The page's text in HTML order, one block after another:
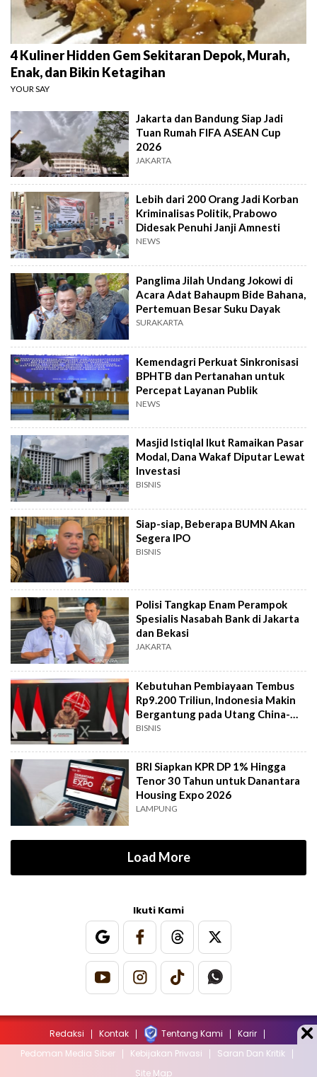
4 Kuliner Hidden Gem Sekitaran Depok, Murah,
Enak, dan Bikin Ketagihan
YOUR SAY
Jakarta dan Bandung Siap Jadi
Tuan Rumah FIFA ASEAN Cup
2026
JAKARTA
Lebih dari 200 Orang Jadi Korban
Kriminalisas Politik, Prabowo
Didesak Penuhi Janji Amnesti
NEWS
Panglima Jilah Undang Jokowi di
Acara Adat Bahaupm Bide Bahana,
Pertemuan Besar Suku Dayak
SURAKARTA
Kemendagri Perkuat Sinkronisasi
BPHTB dan Pertanahan untuk
Percepat Layanan Publik
NEWS
Masjid Istiqlal Ikut Ramaikan Pasar
Modal, Dana Wakaf Diputar Lewat
Investasi
BISNIS
Siap-siap, Beberapa BUMN Akan
Segera IPO
BISNIS
Polisi Tangkap Enam Perampok
Spesialis Nasabah Bank di Jakarta
dan Bekasi
JAKARTA
Kebutuhan Pembiayaan Tembus
Rp9.200 Triliun, Indonesia Makin
Bergantung pada Utang China-
Jepang
BISNIS
BRI Siapkan KPR DP 1% Hingga
Tenor 30 Tahun untuk Danantara
Housing Expo 2026
LAMPUNG
Load More
Ikuti Kami
Redaksi Kontak Tentang Kami
Karir
Pedoman Media Siber
Kebijakan Privasi
Saran Dan Kritik
Site Map